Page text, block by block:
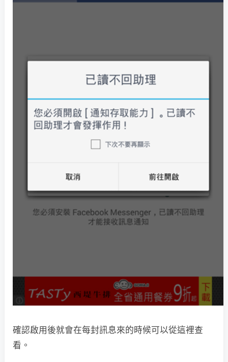
確認啟用後就會在每封訊息來的時候可以從這裡查
看。